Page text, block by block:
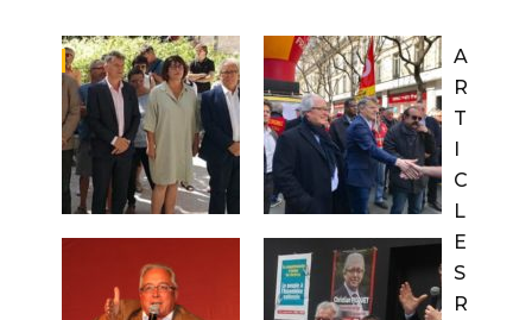
A
R
T
C
L
E
S
R